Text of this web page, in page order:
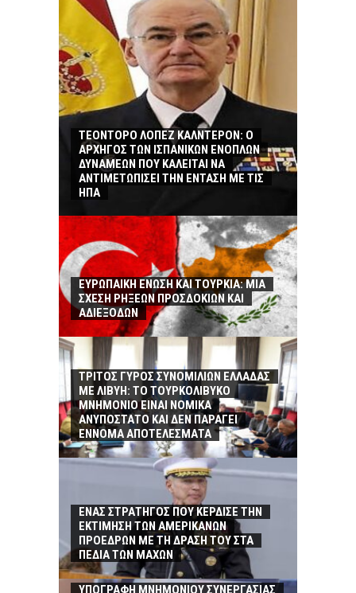
ΤΕΟΝΤΟΡΟ ΛΟΠΕΖ ΚΑΛΝΤΕΡΟΝ: O
ΑΡΧΗΓΟΣ ΤΩΝ ΙΣΠΑΝΙΚΩΝ ΕΝΟΠΛΩΝ
ΔΥΝΑΜΕΩΝ ΠΟΥ ΚΑΛΕΙΤΑΙ ΝΑ
ΑΝΤΙΜΕΤΩΠΙΣΕΙ ΤΗΝ ΕΝΤΑΣΗ ΜΕ ΤΙΣ
ΗΠΑ
ΕΥΡΩΠΑΙΚΗ ΕΝΩΣΗ ΚΑΙ ΤΟΥΡΚΙΑ: ΜΙΑ
ΣΧΕΣΗ ΡΗΞΕΩΝ ΠΡΟΣΔΟΚΙΩΝ ΚΑΙ
ΑΔΙΕΞΟΔΩΝ
ΤΡΙΤΟΣ ΓΥΡΟΣ ΣΥΝΟΜΙΛΙΩΝ ΕΛΛΑΔΑΣ
ΜΕ ΛΙΒΥΗ: ΤΟ ΤΟΥΡΚΟΛΙΒΥΚΟ
ΜΝΗΜΟΝΙΟ ΕΙΝΑΙ ΝΟΜΙΚΑ
ΑΝΥΠΟΣΤΑΤΟ ΚΑΙ ΔΕΝ ΠΑΡΑΓΕΙ
ΕΝΝΟΜΑ ΑΠΟΤΕΛΕΣΜΑΤΑ
ΕΝΑΣ ΣΤΡΑΤΗΓΟΣ ΠΟΥ ΚΕΡΔΙΣΕ ΤΗΝ
ΕΚΤΙΜΗΣΗ ΤΩΝ ΑΜΕΡΙΚΑΝΩΝ
ΠΡΟΕΔΡΩΝ ΜΕ ΤΗ ΔΡΑΣΗ ΤΟΥ ΣΤΑ
ΠΕΔΙΑ ΤΩΝ ΜΑΧΩΝ
ΥΠΟΓΡΑΦΗ MΝΗΜΟΝΙΟΥ ΣΥΝΕΡΓΑΣΙΑΣ